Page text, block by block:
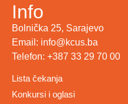
Info
Bolnička 25, Sarajevo
Email: info@kcus.ba
Telefon: +387 33 29 70 00
Lista čekanja
Konkursi i oglasi